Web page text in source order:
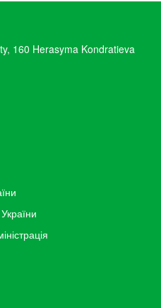
160 Herasyma Kondratieva